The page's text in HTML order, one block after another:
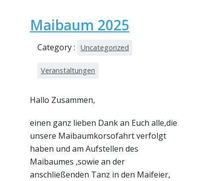
Maibaum 2025
Category : Uncategorized
Veranstaltungen
Hallo Zusammen,
einen ganz lieben Dank an Euch alle,die
unsere Maibaumkorsofahrt verfolgt
haben und am Aufstellen des
Maibaumes ,sowie an der
anschließenden Tanz in den Maifeier,